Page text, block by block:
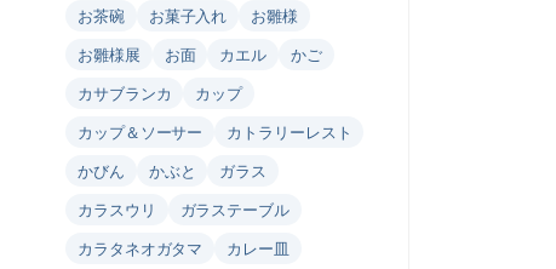
お茶碗
お菓子入れ
お雛様
お雛様展
お面 カエル
かご
カサブランカ
カップ
カップ＆ソーサー
カトラリーレスト
かびん
かぶと
ガラス
カラスウリ
ガラステーブル
カラタネオガタマ
カレー皿